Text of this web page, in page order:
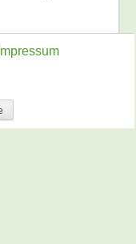
Impressum